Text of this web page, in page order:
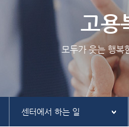
채용정보
인재정보
관련사이트
고용
모두가 웃는 행복
센터에서 하는 일